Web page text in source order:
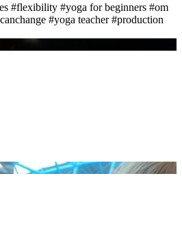
#flexibility #yoga for beginners #om
#yoga teacher #production